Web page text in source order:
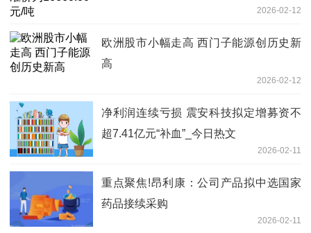
2026-02-12
欧洲股市小幅走高 西门子能源创历史新
高
2026-02-12
净利润连续亏损 震安科技拟定增募资不
超7.41亿元“补血”_今日热文
2026-02-11
重点聚焦!昂利康：公司产品拟中选国家
药品接续采购
2026-02-11